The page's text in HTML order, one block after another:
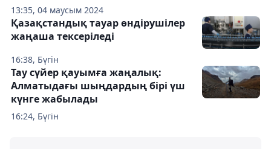
13:35, 04 маусым 2024
16:38, Бүгін
Қазақстандық тауар өндірушілер
жаңаша тексеріледі
16:24, Бүгін
Тау сүйер қауымға жаңалық:
Алматыдағы шыңдардың бірі үш
күнге жабылады